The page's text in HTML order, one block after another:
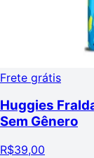
Frete grátis
Huggies
Sem Gênero
R$39,00